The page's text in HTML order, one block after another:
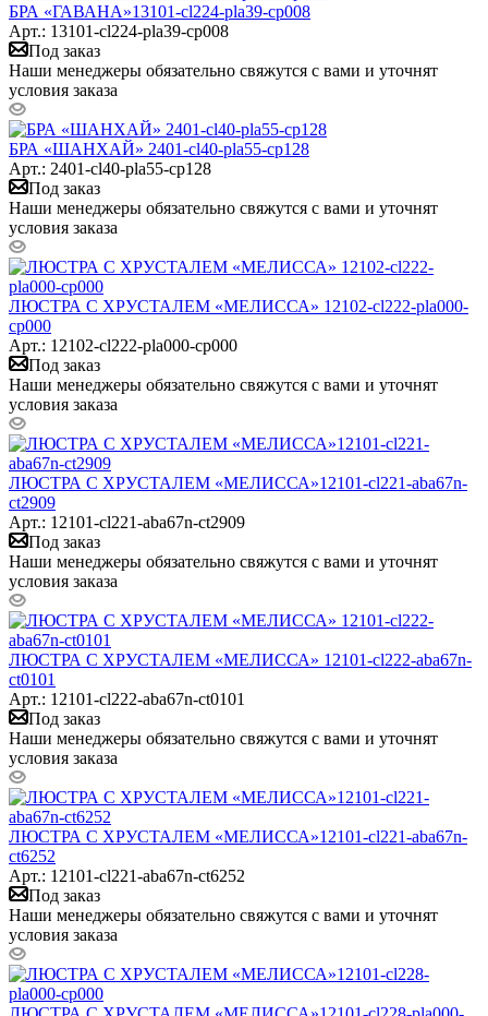
БРА «ГАВАНА»13101-cl224-pla39-cp008
Арт.: 13101-cl224-pla39-cp008
Под заказ
Наши менеджеры обязательно свяжутся с вами и уточнят
условия заказа
БРА «ШАНХАЙ» 2401-cl40-pla55-cp128
Арт.: 2401-cl40-pla55-cp128
Под заказ
Наши менеджеры обязательно свяжутся с вами и уточнят
условия заказа
ЛЮСТРА С ХРУСТАЛЕМ «МЕЛИССА» 12102-cl222-pla000-
cp000
Арт.: 12102-cl222-pla000-cp000
Под заказ
Наши менеджеры обязательно свяжутся с вами и уточнят
условия заказа
ЛЮСТРА С ХРУСТАЛЕМ «МЕЛИССА»12101-cl221-aba67n-
ct2909
Арт.: 12101-cl221-aba67n-ct2909
Под заказ
Наши менеджеры обязательно свяжутся с вами и уточнят
условия заказа
ЛЮСТРА С ХРУСТАЛЕМ «МЕЛИССА» 12101-cl222-aba67n-
ct0101
Арт.: 12101-cl222-aba67n-ct0101
Под заказ
Наши менеджеры обязательно свяжутся с вами и уточнят
условия заказа
ЛЮСТРА С ХРУСТАЛЕМ «МЕЛИССА»12101-cl221-aba67n-
ct6252
Арт.: 12101-cl221-aba67n-ct6252
Под заказ
Наши менеджеры обязательно свяжутся с вами и уточнят
условия заказа